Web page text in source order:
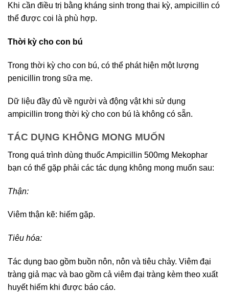
Khi cần điều trị bằng kháng sinh trong thai kỳ, ampicillin có
thể được coi là phù hợp.
Thời kỳ cho con bú
Trong thời kỳ cho con bú, có thể phát hiện một lượng
penicillin trong sữa mẹ.
Dữ liệu đầy đủ về người và động vật khi sử dụng
ampicillin trong thời kỳ cho con bú là không có sẵn.
TÁC DỤNG KHÔNG MONG MUỐN
Trong quá trình dùng thuốc Ampicillin 500mg Mekophar
bạn có thể gặp phải các tác dụng không mong muốn sau:
Thận:
Viêm thận kẽ: hiếm gặp.
Tiêu hóa:
Tác dụng bao gồm buồn nôn, nôn và tiêu chảy. Viêm đại
tràng giả mạc và bao gồm cả viêm đại tràng kèm theo xuất
huyết hiếm khi được báo cáo.